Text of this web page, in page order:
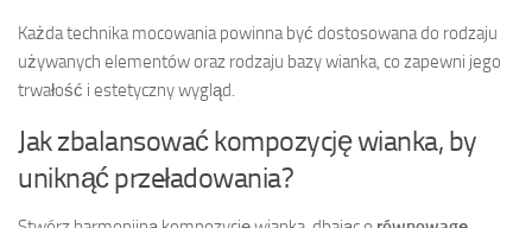
Każda technika mocowania powinna być dostosowana do rodzaju
używanych elementów oraz rodzaju bazy wianka, co zapewni jego
trwałość i estetyczny wygląd.
Jak zbalansować kompozycję wianka, by
uniknąć przeładowania?